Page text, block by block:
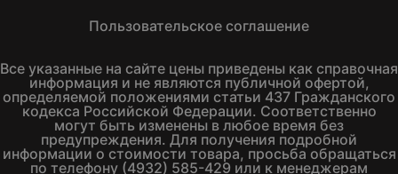
Пользовательское соглашение
Все указанные на сайте цены приведены как справочная
информация и не являются публичной офертой,
определяемой положениями статьи 437 Гражданского
кодекса Российской Федерации. Соответственно
могут быть изменены в любое время без
предупреждения. Для получения подробной
информации о стоимости товара, просьба обращаться
по телефону (4932) 585-429 или к менеджерам